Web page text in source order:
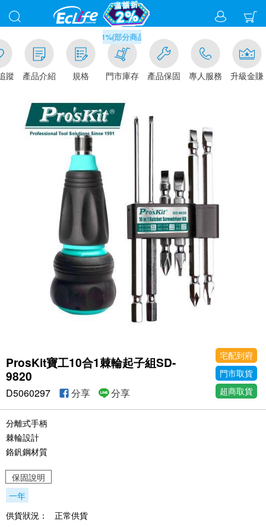
蹤 產品介紹 規格
滿千元門市取貨現折1%(部分商品不適用)-請點我看
門市庫存 產品保固 專人服務 升級金賺
ProsKit寶工10合1棘輪起子組SD-
9820
宅配到府
門市取貨
超商取貨
D5060297 分享 分享
分離式手柄
棘輪設計
鉻釩鋼材質
保固說明
一年
供貨狀況：
正常供貨